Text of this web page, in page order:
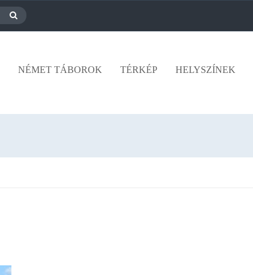
NÉMET TÁBOROK TÉRKÉP HELYSZÍNEK